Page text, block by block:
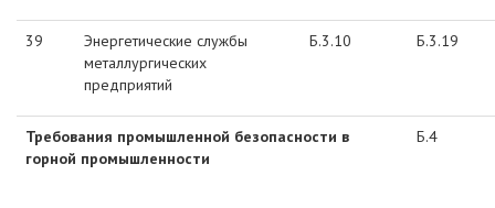
39
Энергетические службы
металлургических
предприятий
Б.3.10 Б.3.19
Требования промышленной безопасности в
горной промышленности
Б.4